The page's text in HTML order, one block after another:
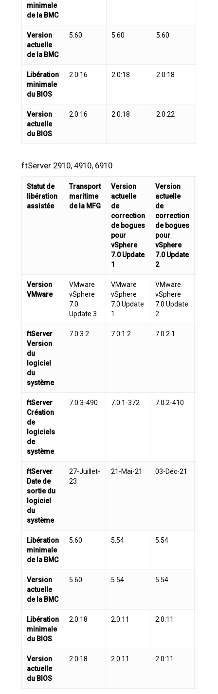
minimale
de la BMC
Version
actuelle
de la BMC
5.60 5.60 5.60
Libération
minimale
du BIOS
2.0:16 2.0:18 2.0:18
Version
actuelle
du BIOS
2.0:16 2.0:18 2.0:22
ftServer 2910, 4910, 6910
Statut de
libération
assistée
Transport
maritime
de la MFG
Version
actuelle
de
correction
de bogues
pour
vSphere
7.0 Update
1
Version
actuelle
de
correction
de bogues
pour
vSphere
7.0 Update
2
Version
VMware
VMware
vSphere
7.0
Update 3
VMware
vSphere
7.0 Update
1
VMware
vSphere
7.0 Update
2
ftServer
Version
du
logiciel
du
système
7.0.3.2 7.0.1.2 7.0.2.1
ftServer
Création
de
logiciels
de
système
7.0.3-490 7.0.1-372 7.0.2-410
ftServer
Date de
sortie du
logiciel
du
système
27-Juillet-
23
21-Mai-21 03-Déc-21
Libération
minimale
de la BMC
5.60 5.54 5.54
Version
actuelle
de la BMC
5.60 5.54 5.54
Libération
minimale
du BIOS
2.0:18 2.0:11 2.0:11
Version
actuelle
du BIOS
2.0:18 2.0:11 2.0:11